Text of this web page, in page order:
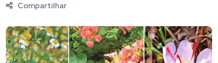
Compartilhar